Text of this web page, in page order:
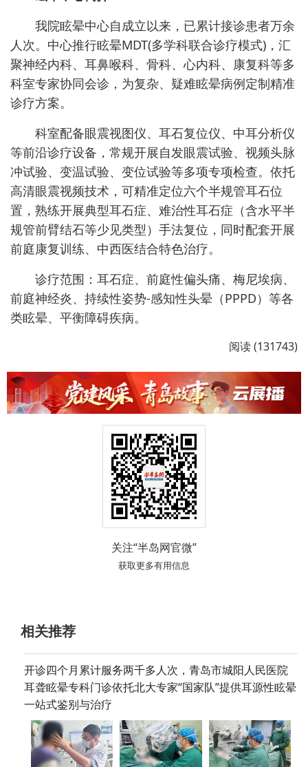
我院眩晕中心自成立以来，已累计接诊患者万余
人次。中心推行眩晕MDT(多学科联合诊疗模式)，汇
聚神经内科、耳鼻喉科、骨科、心内科、康复科等多
科室专家协同会诊，为复杂、疑难眩晕病例定制精准
诊疗方案。
科室配备眼震视图仪、耳石复位仪、中耳分析仪
等前沿诊疗设备，常规开展自发眼震试验、视频头脉
冲试验、变温试验、变位试验等多项专项检查。依托
高清眼震视频技术，可精准定位六个半规管耳石位
置，熟练开展典型耳石症、难治性耳石症（含水平半
规管前臂结石等少见类型）手法复位，同时配套开展
前庭康复训练、中西医结合特色治疗。
诊疗范围：耳石症、前庭性偏头痛、梅尼埃病、
前庭神经炎、持续性姿势-感知性头晕（PPPD）等各
类眩晕、平衡障碍疾病。
阅读 (131743)
关注“半岛网官微”
获取更多有用信息
相关推荐
开诊四个月累计服务两千多人次，青岛市城阳人民医院
耳聋眩晕专科门诊依托北大专家“国家队”提供耳源性眩晕
一站式鉴别与治疗